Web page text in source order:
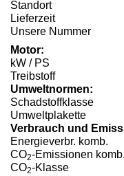
Standort
Lieferzeit
Unsere Nummer
Motor:
kW / PS
Treibstoff
Umweltnormen:
Schadstoffklasse
Umweltplakette
Verbrauch und
Energieverbr. komb.
CO2-Emissionen komb.
CO2-Klasse